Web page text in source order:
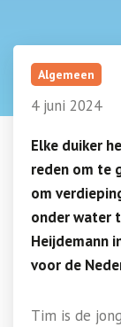
Algemeen
4 juni 2024
Elke duiker
reden om te
om
onder water
Heijdemann
voor de
Tim is de